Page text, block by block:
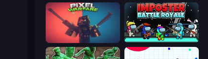
Pixel Warfare Imposter Battle Royale